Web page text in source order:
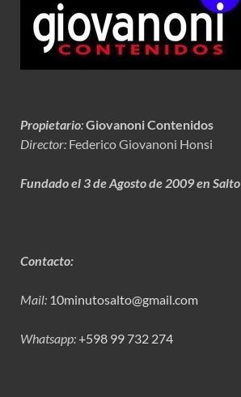
Propietario:Giovanoni Contenidos
Director: Federico Giovanoni Honsi
Fundado el 3 de Agosto de 2009 en Salto
Contacto:
Mail: 10minutosalto@gmail.com
Whatsapp:+598 99 732 274